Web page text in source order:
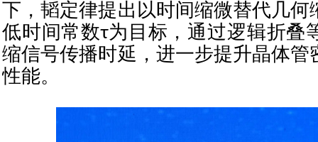
下，韬定律提出以时间缩微替代几
低时间常数τ为目标，通过逻辑折叠
缩信号传播时延，进一步提升晶体管
性能。